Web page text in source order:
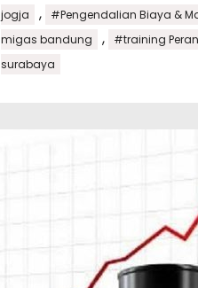
jogja
, #Pengendalian Biaya &
migas bandung
, #training
surabaya